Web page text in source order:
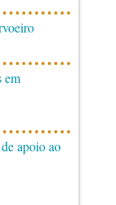
em
apoio ao